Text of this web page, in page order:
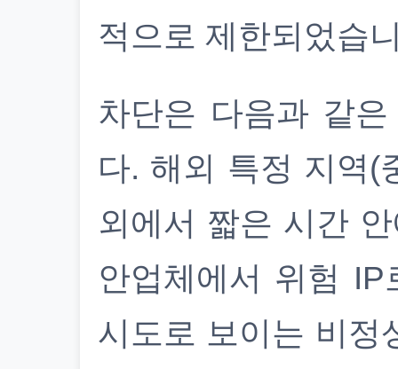
적으로 제한되었습
차단은 다음과 같
다. 해외 특정 지역(
외에서 짧은 시간
안업체에서 위험
시도로 보이는 비정